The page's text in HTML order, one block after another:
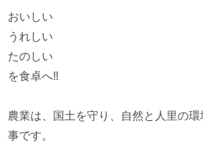
おいしい
うれしい
たのしい
を食卓へ‼
農業は、国土を守り、自然と人里の
事です。